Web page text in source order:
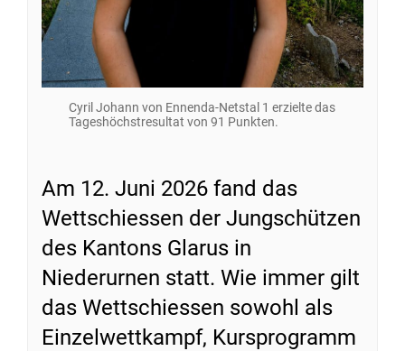
Cyril Johann von Ennenda-Netstal 1 erzielte das
Tageshöchstresultat von 91 Punkten.
Am 12. Juni 2026 fand das
Wettschiessen der Jungschützen
des Kantons Glarus in
Niederurnen statt. Wie immer gilt
das Wettschiessen sowohl als
Einzelwettkampf, Kursprogramm